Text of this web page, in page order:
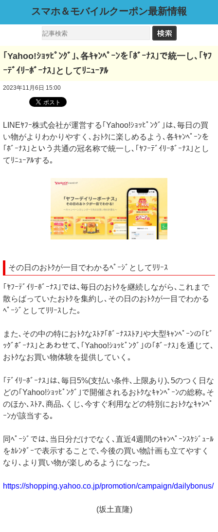
スマホ＆モバイルクーポン最新情報
｢Yahoo!ｼｮｯﾋﾟﾝｸﾞ｣､各ｷｬﾝﾍﾟｰﾝを｢ﾎﾞｰﾅｽ｣で統一し､｢ﾔﾌ
ｰﾃﾞｲﾘｰﾎﾞｰﾅｽ｣としてﾘﾆｭｰｱﾙ
2023年11月6日 15:00
LINEﾔﾌｰ株式会社が運営する｢Yahoo!ｼｮｯﾋﾟﾝｸﾞ｣は､毎日の買
い物がよりわかりやすく､おﾄｸに楽しめるよう､各ｷｬﾝﾍﾟｰﾝを
｢ﾎﾞｰﾅｽ｣という共通の冠名称で統一し､｢ﾔﾌｰﾃﾞｲﾘｰﾎﾞｰﾅｽ｣とし
てﾘﾆｭｰｱﾙする｡
その日のおﾄｸが一目でわかるﾍﾟｰｼﾞとしてﾘﾘｰｽ
｢ﾔﾌｰﾃﾞｲﾘｰﾎﾞｰﾅｽ｣では､毎日のおﾄｸを継続しながら､これまで
散らばっていたおﾄｸを集約し､その日のおﾄｸが一目でわかる
ﾍﾟｰｼﾞとしてﾘﾘｰｽした｡
また､その中の特におﾄｸなｽﾄｱ｢ﾎﾞｰﾅｽｽﾄｱ｣や大型ｷｬﾝﾍﾟｰﾝの｢ﾋﾞ
ｯｸﾞﾎﾞｰﾅｽ｣とあわせて､｢Yahoo!ｼｮｯﾋﾟﾝｸﾞ｣の｢ﾎﾞｰﾅｽ｣を通じて､
おﾄｸなお買い物体験を提供していく｡
｢ﾃﾞｲﾘｰﾎﾞｰﾅｽ｣は､毎日5%(支払い条件､上限あり)､5のつく日な
どの｢Yahoo!ｼｮｯﾋﾟﾝｸﾞ｣で開催されるおﾄｸなｷｬﾝﾍﾟｰﾝの総称｡そ
のほか､ｽﾄｱ､商品､くじ､今すぐ利用などの特別におﾄｸなｷｬﾝﾍﾟ
ｰﾝが該当する｡
同ﾍﾟｰｼﾞでは､当日分だけでなく､直近4週間のｷｬﾝﾍﾟｰﾝｽｹｼﾞｭｰﾙ
をｶﾚﾝﾀﾞｰで表示することで､今後の買い物計画も立てやすく
なり､より買い物が楽しめるようになった｡
https://shopping.yahoo.co.jp/promotion/campaign/dailybonus/
(坂土直隆)